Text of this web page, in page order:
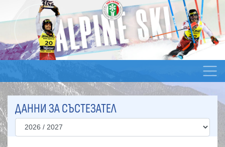
ДАННИ ЗА СЪСТЕЗАТЕЛ